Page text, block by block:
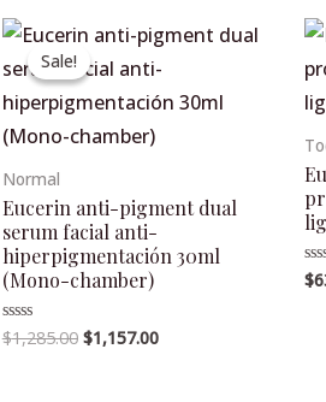
Sale!
Sale!
Normal
Eucerin anti-pigment dual
serum facial anti-
hiperpigmentación 30ml
(Mono-chamber)
Valorado
en
$1,285.00
Original
price
was:
$1,285.00.
$1,157.00
Current
price
is:
$1,157.00.
en
$